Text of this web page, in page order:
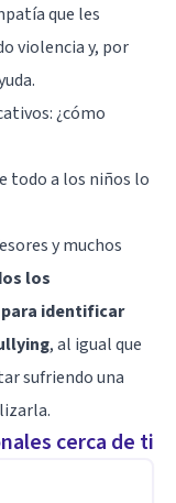
que les
violencia y, por
¿cómo
todo a los niños lo
y muchos
los
identificar
, al igual que
sufriendo una
cerca de ti